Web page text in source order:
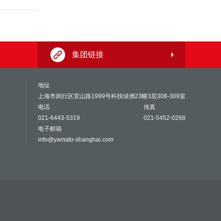
集团链接
地址
上海市闵行区宜山路1999号科技绿洲23幢3层308-309室
电话
021-6443-5319
传真
021-5452-0268
电子邮箱
info@yamato-shanghai.com